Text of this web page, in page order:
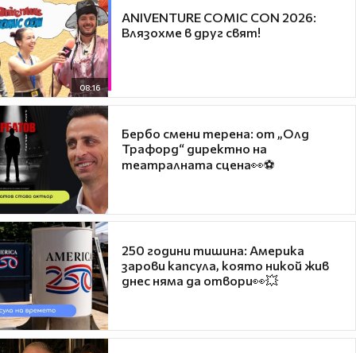
08:16
ANIVENTURE COMIC CON 2026:
Влязохме в друг свят!
Бербо смени терена: от „Олд
Трафорд“ директно на
театралната сцена👀⚽
250 години тишина: Америка
зарови капсула, която никой жив
днес няма да отвори👀💥